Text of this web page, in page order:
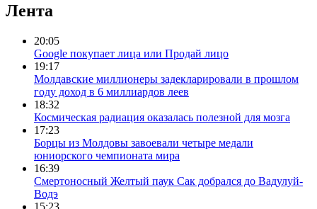
Лента
20:05
Google покупает лица или Продай лицо
19:17
Молдавские миллионеры задекларировали в прошлом
году доход в 6 миллиардов леев
18:32
Космическая радиация оказалась полезной для мозга
17:23
Борцы из Молдовы завоевали четыре медали
юниорского чемпионата мира
16:39
Смертоносный Желтый паук Сак добрался до Вадулуй-
Водэ
15:23